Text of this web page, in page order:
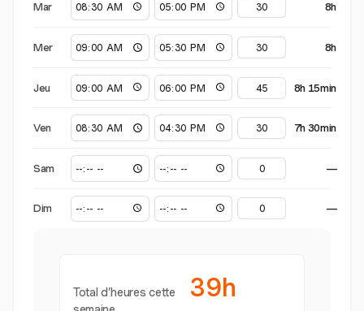
Mar 8h
Mer 8h
Jeu 8h 15min
Ven 7h 30min
Sam —
Dim —
Total d’heures cette
39h